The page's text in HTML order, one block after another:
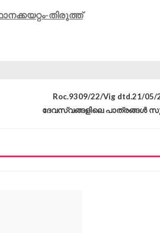
തിരുത്ത്
Roc.9309/22/Vig dtd.21/
ദേവസ്വങ്ങളിലെ പാത്രങ്ങൾ